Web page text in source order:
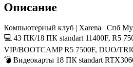
Описание
Компьютерный клуб | Xarena | Спб
💻 43 ПК/18 ПК standart 11400F, R5
VIP/BOOTCAMP R5 7500F, DUO/
💣 Видеокарты 18 ПК standart